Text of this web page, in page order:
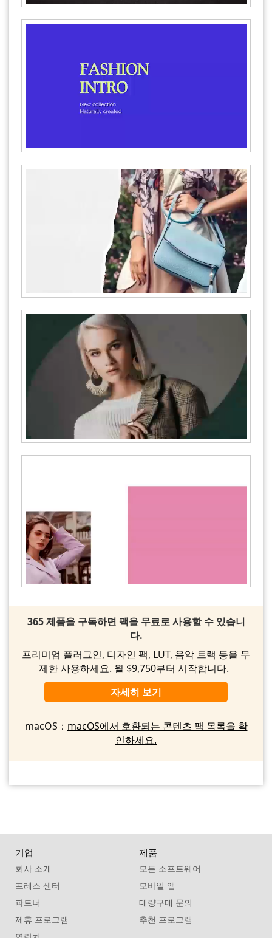
365 제품을 구독하면 팩을 무료로 사용할 수 있습니
다.
프리미엄 플러그인, 디자인 팩, LUT, 음악 트랙 등을 무
제한 사용하세요. 월 $9,750부터 시작합니다.
자세히 보기
macOS： macOS에서 호환되는 콘텐츠 팩 목록을 확
인하세요.
기업
회사 소개
프레스 센터
파트너
제휴 프로그램
제품
모든 소프트웨어
모바일 앱
대량구매 문의
추천 프로그램